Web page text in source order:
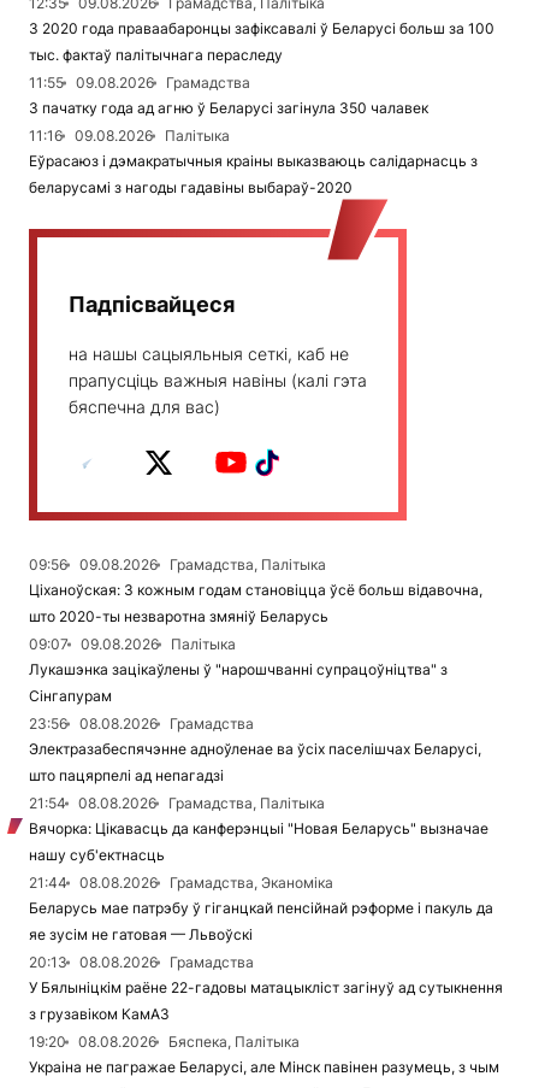
З 2020 года праваабаронцы зафіксавалі ў Беларусі больш за 100
тыс. фактаў палітычнага пераследу
11:55
09.08.2026
Грамадства
З пачатку года ад агню ў Беларусі загінула 350 чалавек
11:16
09.08.2026
Палітыка
Еўрасаюз і дэмакратычныя краіны выказваюць салідарнасць з
беларусамі з нагоды гадавіны выбараў-2020
Падпісвайцеся
на нашы сацыяльныя сеткі, каб не
прапусціць важныя навіны (калі гэта
бяспечна для вас)
09:56 09.08.2026
Грамадства, Палітыка
Ціханоўская: З кожным годам становіцца ўсё больш відавочна,
што 2020-ты незваротна змяніў Беларусь
09:07
09.08.2026
Палітыка
Лукашэнка зацікаўлены ў "нарошчванні супрацоўніцтва" з
Сінгапурам
23:56
08.08.2026
Грамадства
Электразабеспячэнне адноўленае ва ўсіх паселішчах Беларусі,
што пацярпелі ад непагадзі
21:54
08.08.2026
Грамадства, Палітыка
Вячорка: Цікавасць да канферэнцыі "Новая Беларусь" вызначае
нашу суб'ектнасць
21:44
08.08.2026
Грамадства, Эканоміка
Беларусь мае патрэбу ў гіганцкай пенсійнай рэформе і пакуль да
яе зусім не гатовая — Львоўскі
20:13
08.08.2026
Грамадства
У Бялыніцкім раёне 22-гадовы матацыкліст загінуў ад сутыкнення
з грузавіком КамАЗ
19:20
08.08.2026
Бяспека, Палітыка
Украіна не пагражае Беларусі, але Мінск павінен разумець, з чым